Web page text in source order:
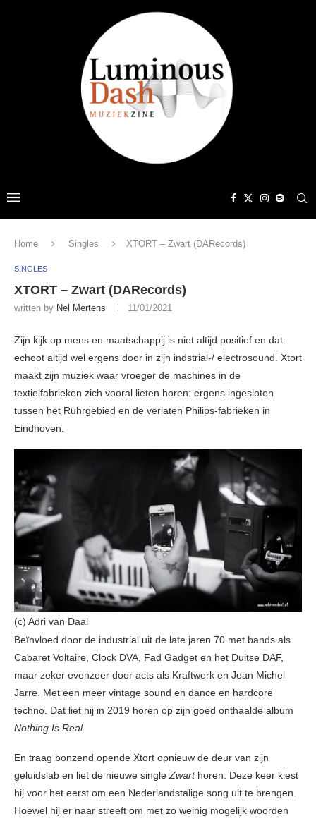
Home Singles XTORT – Zwart (DARecords)
SINGLES
XTORT – Zwart (DARecords)
written by Nel Mertens 11/01/2021
Zijn kijk op mens en maatschappij is niet altijd positief en dat
echoot altijd wel ergens door in zijn indstrial-/ electrosound. Xtort
maakt zijn muziek waar vroeger de machines in de
textielfabrieken zich vooral lieten horen: ergens ingesloten
tussen het Ruhrgebied en de verlaten Philips-fabrieken in
Eindhoven.
(c) Adri van Daal
Beïnvloed door de industrial uit de late jaren 70 met bands als
Cabaret Voltaire, Clock DVA, Fad Gadget en het Duitse DAF,
maar zeker evenzeer door acts als Kraftwerk en Jean Michel
Jarre. Met een meer vintage sound en dance en hardcore
techno. Dat liet hij in 2019 horen op zijn goed onthaalde album
Nothing Is Real.
En traag bonzend opende Xtort opnieuw de deur van zijn
geluidslab en liet de nieuwe single Zwarthoren. Deze keer kiest
hij voor het eerst om een Nederlandstalige song uit te brengen.
Hoewel hij er naar streeft om met zo weinig mogelijk woorden